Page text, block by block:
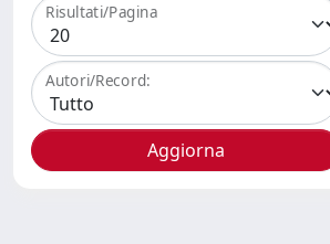
Risultati/Pagina
Autori/Record: